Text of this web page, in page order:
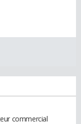
commercial